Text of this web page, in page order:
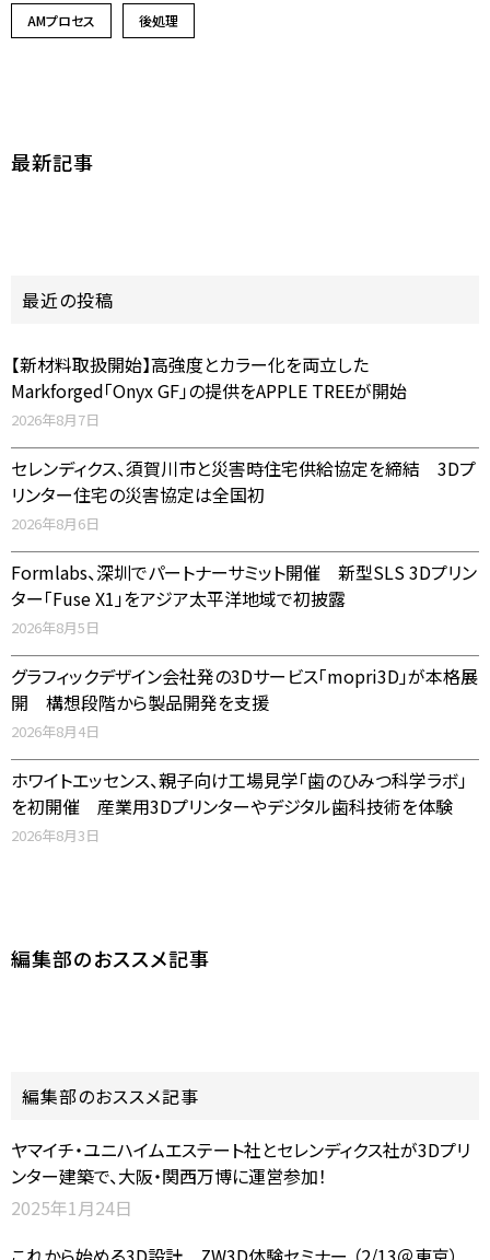
AMプロセス 後処理
最新記事
最近の投稿
【新材料取扱開始】高強度とカラー化を両立した
Markforged「Onyx GF」の提供をAPPLE TREEが開始
2026年8月7日
セレンディクス、須賀川市と災害時住宅供給協定を締結 3Dプ
リンター住宅の災害協定は全国初
2026年8月6日
Formlabs、深圳でパートナーサミット開催 新型SLS 3Dプリン
ター「Fuse X1」をアジア太平洋地域で初披露
2026年8月5日
グラフィックデザイン会社発の3Dサービス「mopri3D」が本格展
開 構想段階から製品開発を支援
2026年8月4日
ホワイトエッセンス、親子向け工場見学「歯のひみつ科学ラボ」
を初開催 産業用3Dプリンターやデジタル歯科技術を体験
2026年8月3日
編集部のおススメ記事
編集部のおススメ記事
ヤマイチ・ユニハイムエステート社とセレンディクス社が3Dプリ
ンター建築で、大阪・関西万博に運営参加！
2025年1月24日